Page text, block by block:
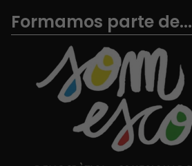
Formamos parte de...